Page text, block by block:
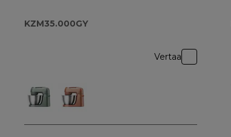
KZM35.000GY
Vertaa